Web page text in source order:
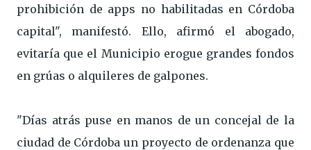
prohibición de apps no habilitadas en Córdoba
capital", manifestó. Ello, afirmó el abogado,
evitaría que el Municipio erogue grandes fondos
en grúas o alquileres de galpones.
"Días atrás puse en manos de un concejal de la
ciudad de Córdoba un proyecto de ordenanza que